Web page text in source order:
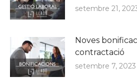
setembre 21,
Noves
contractació
setembre 7, 2023